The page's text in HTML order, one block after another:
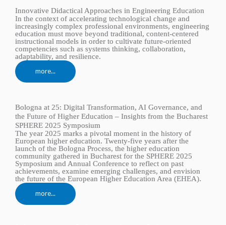
Innovative Didactical Approaches in Engineering Education
In the context of accelerating technological change and
increasingly complex professional environments, engineering
education must move beyond traditional, content-centered
instructional models in order to cultivate future-oriented
competencies such as systems thinking, collaboration,
adaptability, and resilience.
more...
Bologna at 25: Digital Transformation, AI Governance, and
the Future of Higher Education – Insights from the Bucharest
SPHERE 2025 Symposium
The year 2025 marks a pivotal moment in the history of
European higher education. Twenty-five years after the
launch of the Bologna Process, the higher education
community gathered in Bucharest for the SPHERE 2025
Symposium and Annual Conference to reflect on past
achievements, examine emerging challenges, and envision
the future of the European Higher Education Area (EHEA).
more...